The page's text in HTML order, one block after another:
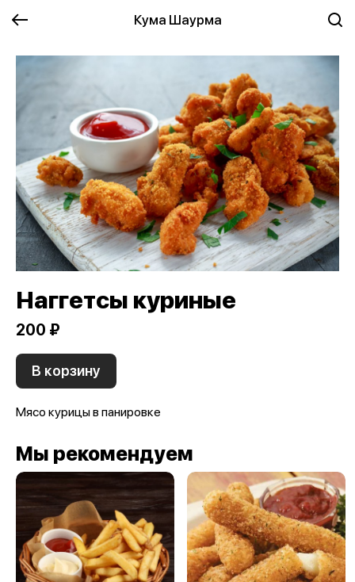
Кума Шаурма
Наггетсы куриные
200 ₽
В корзину
Мясо курицы в панировке
Мы рекомендуем